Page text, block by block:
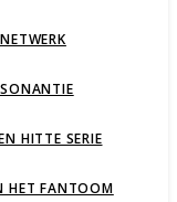
HITTE SERIE
HET FANTOOM